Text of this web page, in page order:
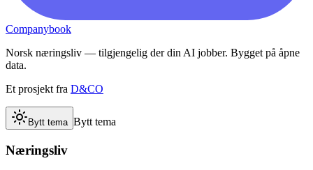
Companybook
Norsk næringsliv — tilgjengelig der din AI jobber. Bygget på åpne
data.
Et prosjekt fra D&CO
Bytt tema Bytt tema
Næringsliv